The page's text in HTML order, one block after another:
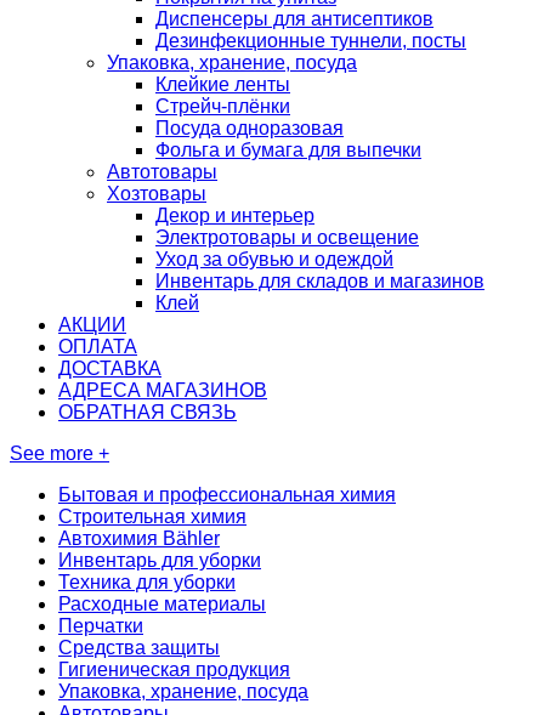
Диспенсеры для антисептиков
Дезинфекционные туннели, посты
Упаковка, хранение, посуда
Клейкие ленты
Стрейч-плёнки
Посуда одноразовая
Фольга и бумага для выпечки
Автотовары
Хозтовары
Декор и интерьер
Электротовары и освещение
Уход за обувью и одеждой
Инвентарь для складов и магазинов
Клей
АКЦИИ
ОПЛАТА
ДОСТАВКА
АДРЕСА МАГАЗИНОВ
ОБРАТНАЯ СВЯЗЬ
See more +
Бытовая и профессиональная химия
Строительная химия
Автохимия Bähler
Инвентарь для уборки
Техника для уборки
Расходные материалы
Перчатки
Средства защиты
Гигиеническая продукция
Упаковка, хранение, посуда